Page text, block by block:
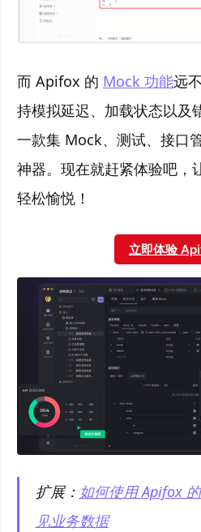
而 Apifox 的 Mock 功能远
持模拟延迟、加载状态以及
一款集 Mock、测试、接口
神器。现在就赶紧体验吧，
轻松愉悦！
立即体验
扩展： 如何使用 Apifox
见业务数据